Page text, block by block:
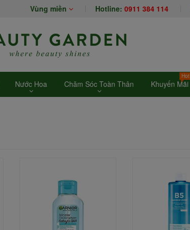
Vùng miền Hotline: 0911 384 114
Nước Hoa Chăm Sóc Toàn Thân Khuyến Mãi
Hot